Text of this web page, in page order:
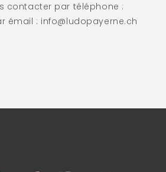
contacter par téléphone :
émail : info@ludopayerne.ch